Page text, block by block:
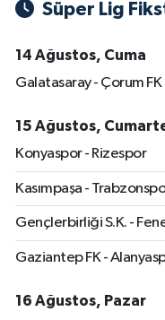
Süper Lig
14 Ağustos, Cuma
Galatasaray - Çorum FK
15 Ağustos,
Konyaspor - Rizespor
Kasımpaşa -
Gençlerbirliği S.K. -
Gaziantep FK -
16 Ağustos, Pazar